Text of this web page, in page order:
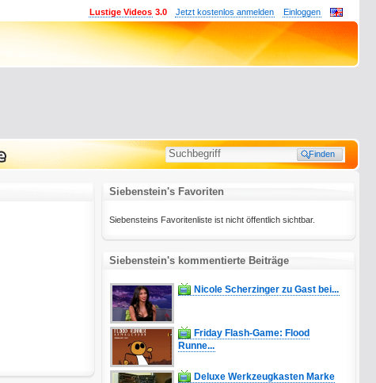
Einloggen
Jetzt kostenlos anmelden
Lustige Videos 3.0
Siebenstein's Favoriten
Siebensteins Favoritenliste ist nicht öffentlich sichtbar.
Siebenstein's kommentierte Beiträge
Nicole Scherzinger zu Gast bei...
Friday Flash-Game: Flood
Runne...
Deluxe Werkzeugkasten Marke